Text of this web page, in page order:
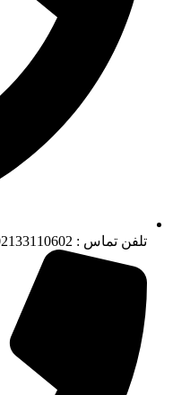
تلفن تماس : 02133110602